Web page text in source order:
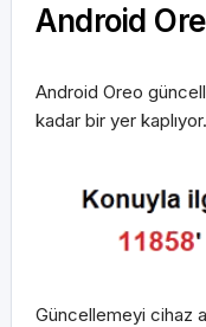
Android
Android Oreo
kadar bir yer kaplıyor.
Güncellemeyi cihaz